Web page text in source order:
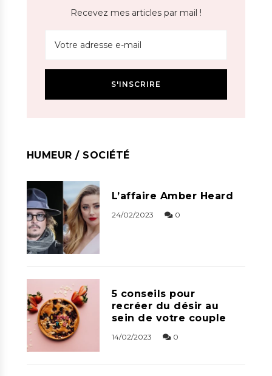
Recevez mes articles par mail !
HUMEUR / SOCIÉTÉ
L’affaire Amber Heard
24/02/2023 0
5 conseils pour
recréer du désir au
sein de votre couple
14/02/2023 0